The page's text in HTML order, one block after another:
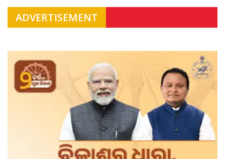
ADVERTISEMENT